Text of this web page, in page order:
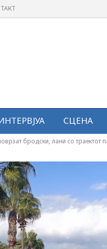
СЦЕНА
бродски, лани со траектот